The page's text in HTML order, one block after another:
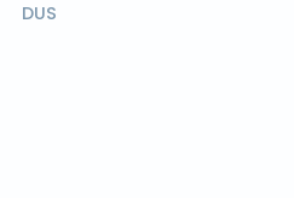
DUS